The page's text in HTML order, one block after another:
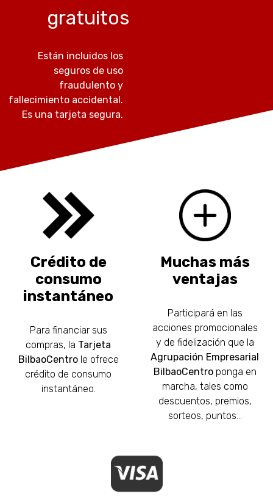
gratuitos
Están incluidos los
seguros de uso
fraudulento y
fallecimiento accidental.
Es una tarjeta segura.
Crédito de
consumo
instantáneo
Para financiar sus
compras, la Tarjeta
BilbaoCentrole ofrece
crédito de consumo
instantáneo.
Muchas más
ventajas
Participará en las
acciones promocionales
y de fidelización que la
Agrupación Empresarial
BilbaoCentroponga en
marcha, tales como
descuentos, premios,
sorteos, puntos...